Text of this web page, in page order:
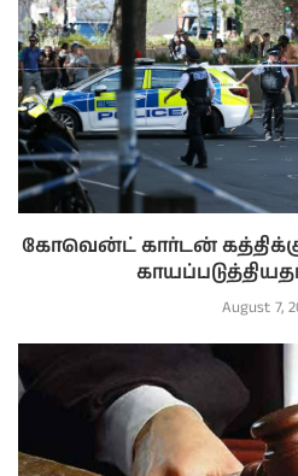
கோவென்ட் கார்டன்
August 7,